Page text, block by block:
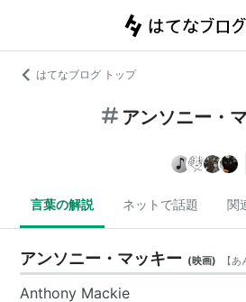
はてなブログ トップ
アンソニー・
言葉の解説 ネットで話題 関
アンソニー・マッキー (映画) 【あ
Anthony Mackie